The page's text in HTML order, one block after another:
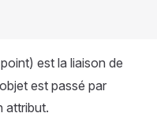
est la liaison de
est passé par
attribut.